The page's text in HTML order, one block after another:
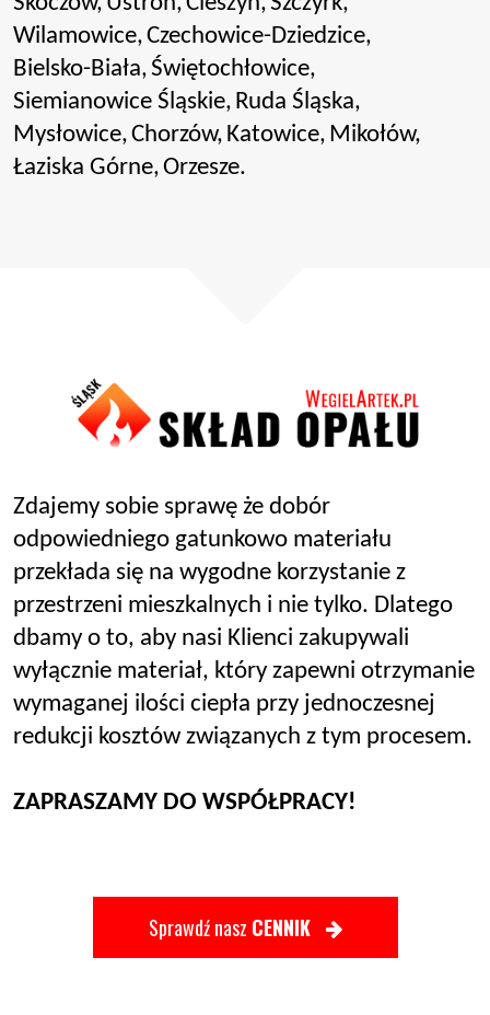
Wilamowice,Czechowice-Dziedzice,
Bielsko-Biała,Świętochłowice,
Siemianowice Śląskie, Ruda Śląska,
Mysłowice,Chorzów, Katowice, Mikołów,
Łaziska Górne,Orzesze.
Zdajemy sobie sprawę że dobór
odpowiedniego gatunkowo materiału
przekłada się na wygodne korzystanie z
przestrzeni mieszkalnych i nie tylko. Dlatego
dbamy o to, aby nasi Klienci zakupywali
wyłącznie materiał, który zapewni otrzymanie
wymaganej ilości ciepła przy jednoczesnej
redukcji kosztów związanych z tym procesem.
ZAPRASZAMY DO WSPÓŁPRACY!
Sprawdź nasz CENNIK